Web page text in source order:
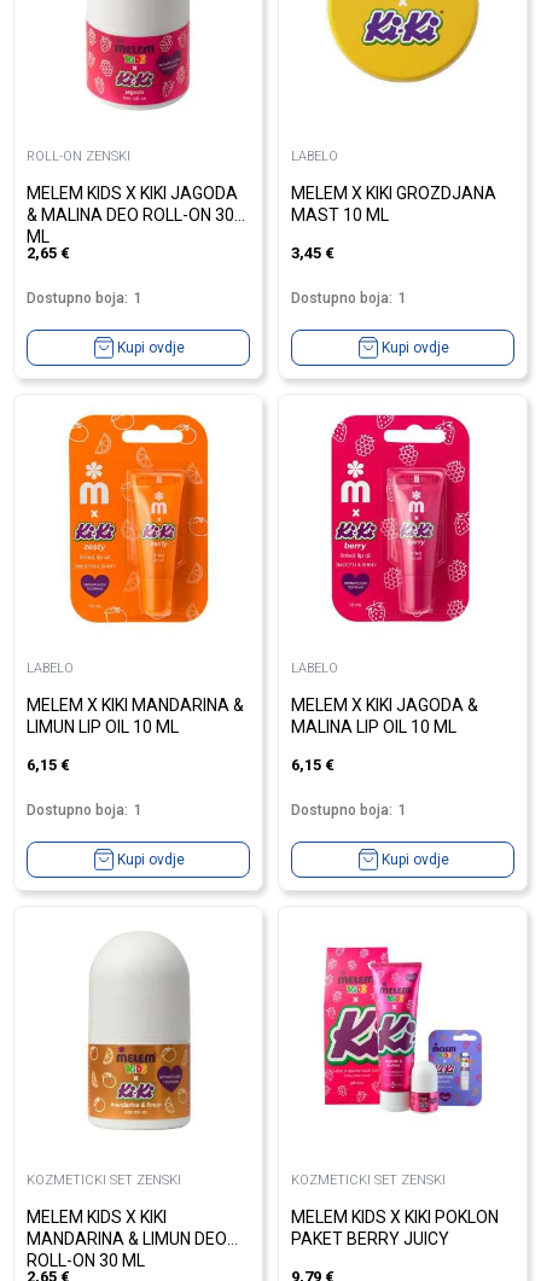
ROLL-ON ZENSKI
MELEM KIDS X KIKI JAGODA
& MALINA DEO ROLL-ON 30
ML
2,65 €
Dostupno boja: 1
Kupi ovdje
LABELO
MELEM X KIKI GROZDJANA
MAST 10 ML
3,45 €
Dostupno boja: 1
Kupi ovdje
LABELO
MELEM X KIKI MANDARINA &
LIMUN LIP OIL 10 ML
6,15 €
Dostupno boja: 1
Kupi ovdje
LABELO
MELEM X KIKI JAGODA &
MALINA LIP OIL 10 ML
6,15 €
Dostupno boja: 1
Kupi ovdje
KOZMETICKI SET ZENSKI
MELEM KIDS X KIKI
MANDARINA & LIMUN DEO
ROLL-ON 30 ML
2,65 €
KOZMETICKI SET ZENSKI
MELEM KIDS X KIKI POKLON
PAKET BERRY JUICY
9,79 €